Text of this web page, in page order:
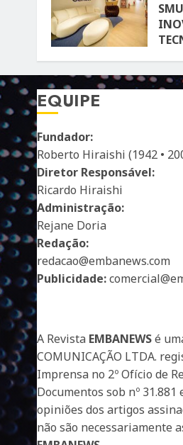
10
EQUIPE
Fundador:
Roberto Hiraishi (1942 •
Diretor Responsável:
Ricardo Hiraishi
Administração:
Rejane Doria
Redação:
redacao@embanews.com
Publicidade:
A Revista EMBANEWSé
COMUNICAÇÃO LTDA.
Imprensa no 2º Ofício de
Documentos sob nº 31.881
opiniões dos artigos
não são necessariamente